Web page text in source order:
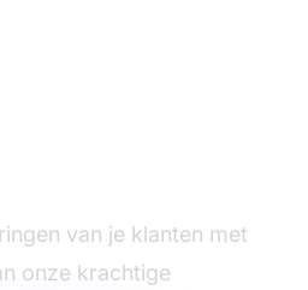
van je klanten met
onze krachtige